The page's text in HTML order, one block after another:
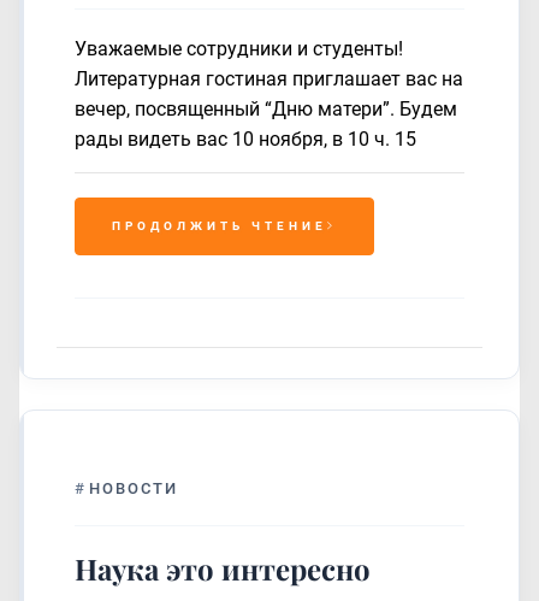
Уважаемые сотрудники и студенты!
Литературная гостиная приглашает вас на
вечер, посвященный “Дню матери”. Будем
рады видеть вас 10 ноября, в 10 ч. 15
ПРОДОЛЖИТЬ ЧТЕНИЕ
# НОВОСТИ
Наука это интересно